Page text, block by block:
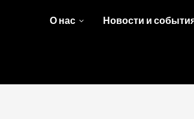
О нас Новости и